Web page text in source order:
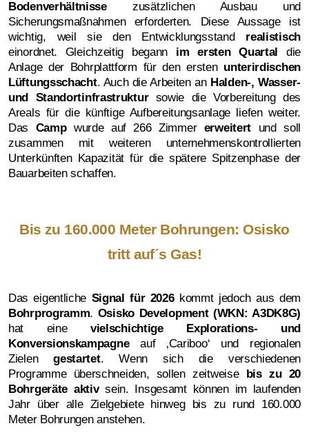
Bodenverhältnissezusätzlichen Ausbau und
Sicherungsmaßnahmen erforderten. Diese Aussage ist
wichtig, weil sie den Entwicklungsstand realistisch
einordnet. Gleichzeitig begann im ersten Quartal die
Anlage der Bohrplattform für den ersten unterirdischen
Lüftungsschacht. Auch die Arbeiten an Halden-, Wasser-
und Standortinfrastruktursowie die Vorbereitung des
Areals für die künftige Aufbereitungsanlage liefen weiter.
Das Campwurde auf 266 Zimmer erweitert und soll
zusammen mit weiteren unternehmenskontrollierten
Unterkünften Kapazität für die spätere Spitzenphase der
Bauarbeiten schaffen.
Bis zu 160.000 Meter Bohrungen: Osisko
tritt auf´s Gas!
Das eigentliche Signal für 2026kommt jedoch aus dem
Bohrprogramm. Osisko Development (WKN: A3DK8G)
hat eine vielschichtige Explorations- und
Konversionskampagneauf ‚Cariboo‘ und regionalen
Zielengestartet. Wenn sich die verschiedenen
Programme überschneiden, sollen zeitweise bis zu 20
Bohrgeräte aktivsein. Insgesamt können im laufenden
Jahr über alle Zielgebiete hinweg bis zu rund 160.000
Meter Bohrungen anstehen.